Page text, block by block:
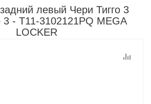
левый Чери Тигго 3
3 - T11-3102121PQ MEGA
LOCKER